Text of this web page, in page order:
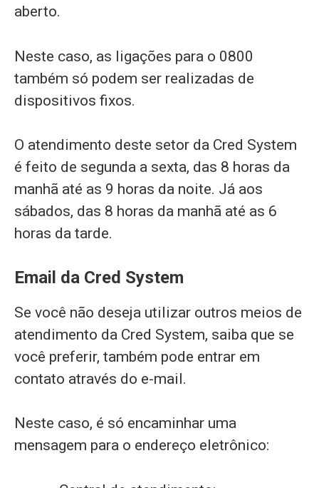
aberto.
Neste caso, as ligações para o 0800
também só podem ser realizadas de
dispositivos fixos.
O atendimento deste setor da Cred System
é feito de segunda a sexta, das 8 horas da
manhã até as 9 horas da noite. Já aos
sábados, das 8 horas da manhã até as 6
horas da tarde.
Email da Cred System
Se você não deseja utilizar outros meios de
atendimento da Cred System, saiba que se
você preferir, também pode entrar em
contato através do e-mail.
Neste caso, é só encaminhar uma
mensagem para o endereço eletrônico: